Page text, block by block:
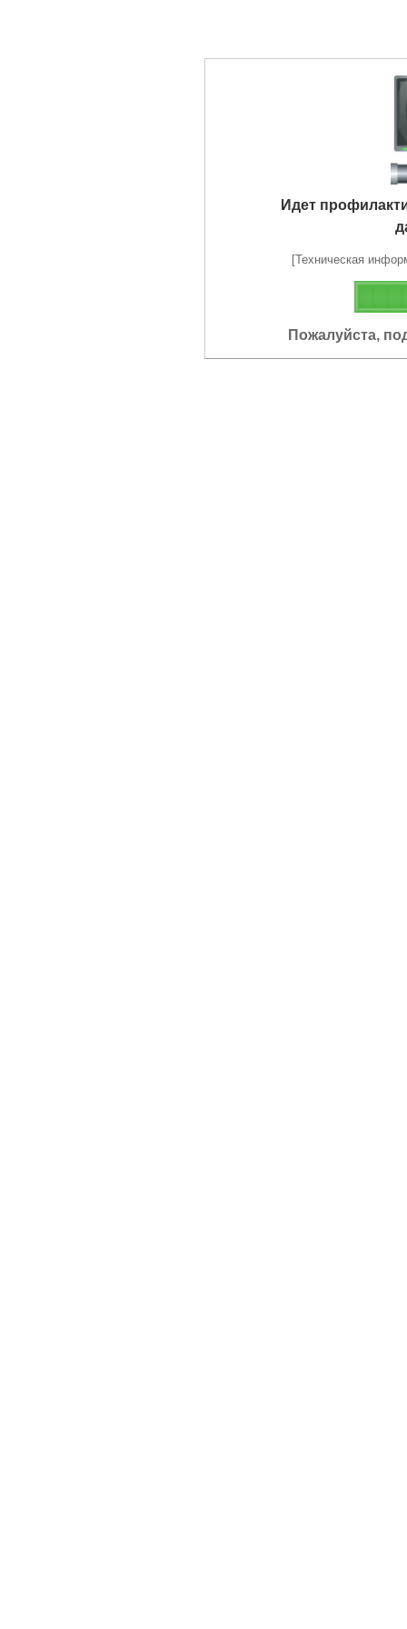
Идет
[Техническая
Пожалуйста,